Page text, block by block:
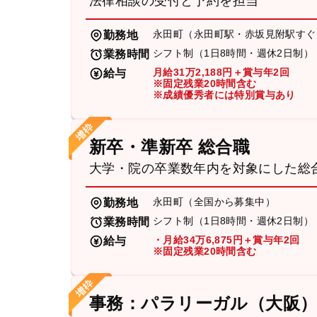
勤務地 永田町（永田町駅・赤坂見附駅すぐ
業務時間 シフト制（1日8時間・週休2日制）
給与
月給31万2,188円＋賞与年2回
※固定残業20時間含む
※成績優秀者には特別賞与あり
新卒・準新卒 総合職
大学・院の卒業数年内を対象にした総
勤務地 永田町（全国から募集中）
業務時間 シフト制（1日8時間・週休2日制）
給与
・月給34万6,875円＋賞与年2回
※固定残業20時間含む
事務：パラリーガル（大阪）